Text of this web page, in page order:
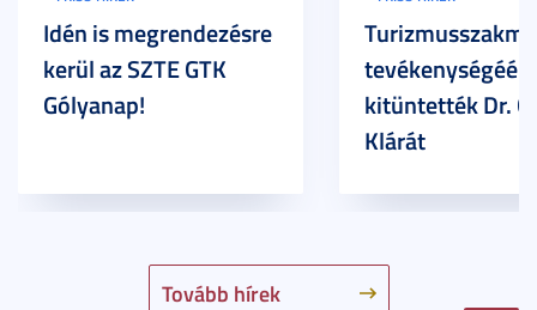
Tovább hírek
Idén is megrendezésre
kerül az SZTE GTK
Gólyanap!
tevékenységéért
kitüntették Dr.
Klárát